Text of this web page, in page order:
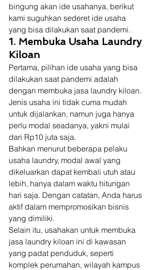
bingung akan ide usahanya, berikut
kami suguhkan sederet ide usaha
yang bisa dilakukan saat pandemi.
1. Membuka Usaha Laundry
Kiloan
Pertama, pilihan ide usaha yang bisa
dilakukan saat pandemi adalah
dengan membuka jasa laundry kiloan.
Jenis usaha ini tidak cuma mudah
untuk dijalankan, namun juga hanya
perlu modal seadanya, yakni mulai
dari Rp10 juta saja.
Bahkan menurut beberapa pelaku
usaha laundry, modal awal yang
dikeluarkan dapat kembali utuh atau
lebih, hanya dalam waktu hitungan
hari saja. Dengan catatan, Anda harus
aktif dalam mempromosikan bisnis
yang dimiliki.
Selain itu, usahakan untuk membuka
jasa laundry kiloan ini di kawasan
yang padat penduduk, seperti
komplek perumahan, wilayah kampus